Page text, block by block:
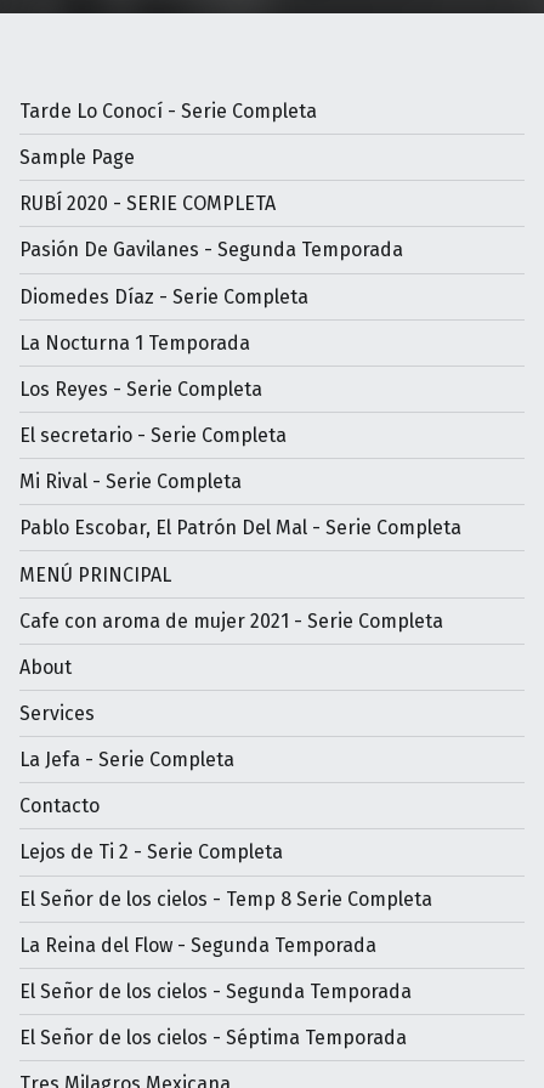
Tarde Lo Conocí - Serie Completa
Sample Page
RUBÍ 2020 - SERIE COMPLETA
Pasión De Gavilanes - Segunda Temporada
Diomedes Díaz - Serie Completa
La Nocturna 1 Temporada
Los Reyes - Serie Completa
El secretario - Serie Completa
Mi Rival - Serie Completa
Pablo Escobar, El Patrón Del Mal - Serie Completa
MENÚ PRINCIPAL
Cafe con aroma de mujer 2021 - Serie Completa
About
Services
La Jefa - Serie Completa
Contacto
Lejos de Ti 2 - Serie Completa
El Señor de los cielos - Temp 8 Serie Completa
La Reina del Flow - Segunda Temporada
El Señor de los cielos - Segunda Temporada
El Señor de los cielos - Séptima Temporada